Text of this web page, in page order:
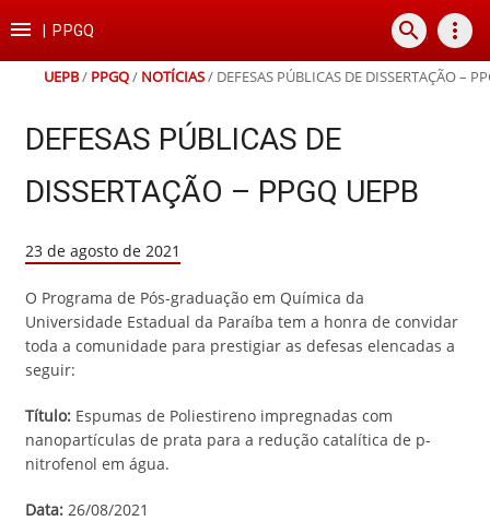
para
conteúdo
para
para
para
rodapé
 PPGQ search more_vert
UEPB/ PPGQ/ NOTÍCIAS/ DEFESAS PÚBLICAS DE DISSERTAÇÃO –
DEFESAS PÚBLICAS DE
DISSERTAÇÃO – PPGQ UEPB
23 de agosto de 2021
O Programa de Pós-graduação em Química da
Universidade Estadual da Paraíba tem a honra de convidar
toda a comunidade para prestigiar as defesas elencadas a
seguir:
Título: Espumas de Poliestireno impregnadas com
nanopartículas de prata para a redução catalítica de p-
nitrofenol em água.
Data: 26/08/2021